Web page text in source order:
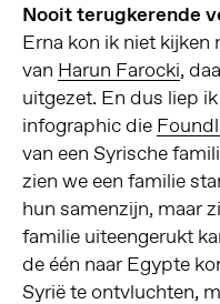
Nooit terugkerende
Erna kon ik niet kijken
van Harun Farocki,
uitgezet. En dus liep
infographic die
van een Syrische
zien we een familie
hun samenzijn, maar
familie uiteengerukt
de één naar Egypte
Syrië te ontvluchten,